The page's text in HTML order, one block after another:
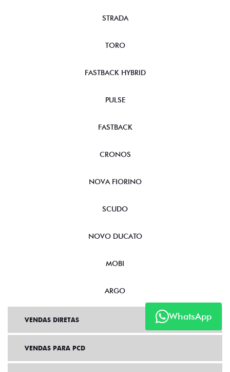
WhatsApp
STRADA
TORO
FASTBACK HYBRID
PULSE
FASTBACK
CRONOS
NOVA FIORINO
SCUDO
NOVO DUCATO
MOBI
ARGO
VENDAS DIRETAS
VENDAS PARA PCD